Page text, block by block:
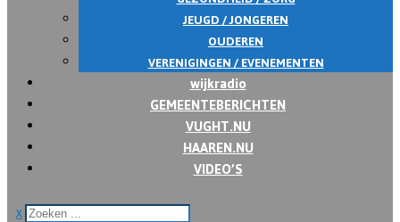
JEUGD / JONGEREN
OUDEREN
VERENIGINGEN / EVENEMENTEN
wijkradio
GEMEENTEBERICHTEN
VUGHT.NU
HAAREN.NU
VIDEO’S
x